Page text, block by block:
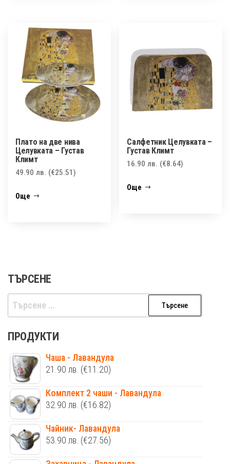
Плато на две нива
Целувката – Густав
Климт
49.90 лв. (€25.51)
Още
Салфетник Целувката –
Густав Климт
16.90лв. (€8.64)
Още
ТЪРСЕНЕ
Търсене
за:
ПРОДУКТИ
Чаша - Лавандула
21.90 лв. (€11.20)
Комплект 2 чаши - Лавандула
32.90 лв. (€16.82)
Чайник- Лавандула
53.90 лв. (€27.56)